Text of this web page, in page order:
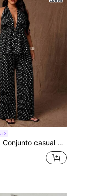
con top de tirantes finos y lazos con estampado de cebra y pantalones, talla grande